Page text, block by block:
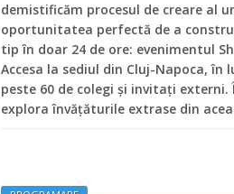
demistificăm procesul de creare al
oportunitatea perfectă de a
tip în doar 24 de ore: evenimentul
Accesa la sediul din Cluj-Napoca,
peste 60 de colegi și invitați
explora învățăturile extrase din